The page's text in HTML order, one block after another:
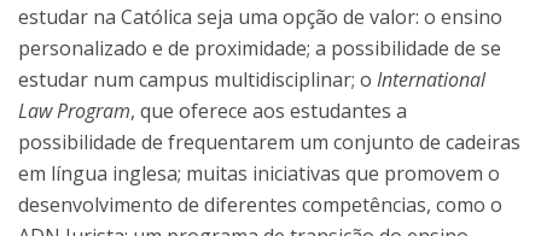
estudar na Católica seja uma opção de valor: o ensino
personalizado e de proximidade; a possibilidade de se
estudar num campus multidisciplinar; o International
Law Program, que oferece aos estudantes a
possibilidade de frequentarem um conjunto de cadeiras
em língua inglesa; muitas iniciativas que promovem o
desenvolvimento de diferentes competências, como o